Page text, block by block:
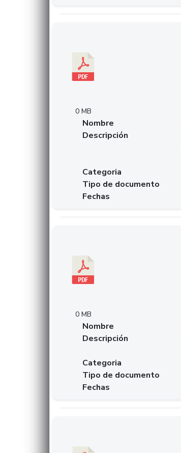
0 MB
Nombre
Descripción
Categoria
Tipo de documento
Fechas
0 MB
Nombre
Descripción
Categoria
Tipo de documento
Fechas